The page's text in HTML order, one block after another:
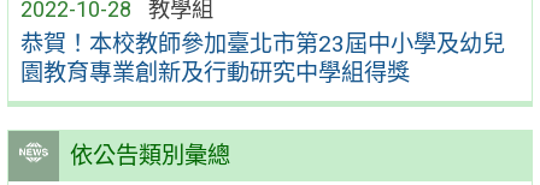
2022-10-28 教學組
恭賀！本校教師參加臺北市第23屆中小學及幼兒
園教育專業創新及行動研究中學組得獎
依公告類別彙總